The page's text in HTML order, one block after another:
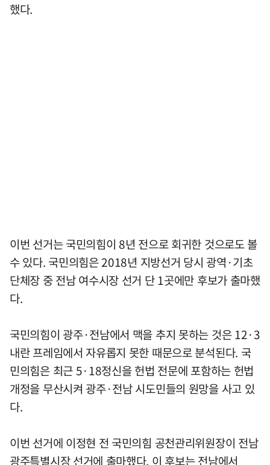
했다.
이번 선거는 국민의힘이 8년 전으로 회귀한 것으로도 볼
수 있다. 국민의힘은 2018년 지방선거 당시 광역·기초
단체장 중 전남 여수시장 선거 단 1곳에만 후보가 출마했
다.
국민의힘이 광주·전남에서 맥을 추지 못하는 것은 12·3
내란 프레임에서 자유롭지 못한 때문으로 분석된다. 국
민의힘은 최근 5·18정신을 헌법 전문에 포함하는 헌법
개정을 무산시켜 광주·전남 시도민들의 원망을 사고 있
다.
이번 선거에 이정현 전 국민의힘 공천관리위원장이 전남
광주특별시장 선거에 출마했다. 이 후보는 전남에서